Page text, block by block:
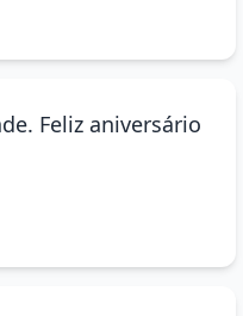
Feliz aniversário